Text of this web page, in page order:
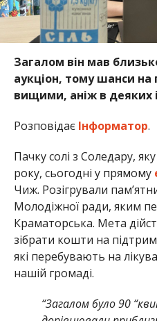
Загалом він мав
аукціон, тому шанси на
вищими, аніж в деяких
Розповідає Інформатор.
Пачку солі з Соледару,
року, сьогодні у прямому
Чиж. Розігрували
Молодіжної ради, яким
Краматорська. Мета
зібрати кошти на
які перебувають на
нашій громаді.
“Загалом було 90